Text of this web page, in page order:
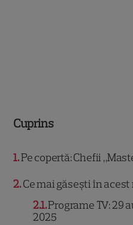
Cuprins
1 Pe copertă: Chefii
2 Ce mai găsești în
2.1Programe TV: 29
2025